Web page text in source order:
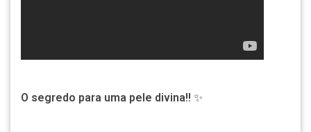
O segredo para uma pele divina!! ✨